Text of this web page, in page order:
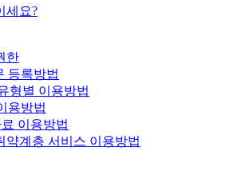
세요?
한
등록방법
형별 이용방법
용방법
이용방법
약계층 서비스 이용방법